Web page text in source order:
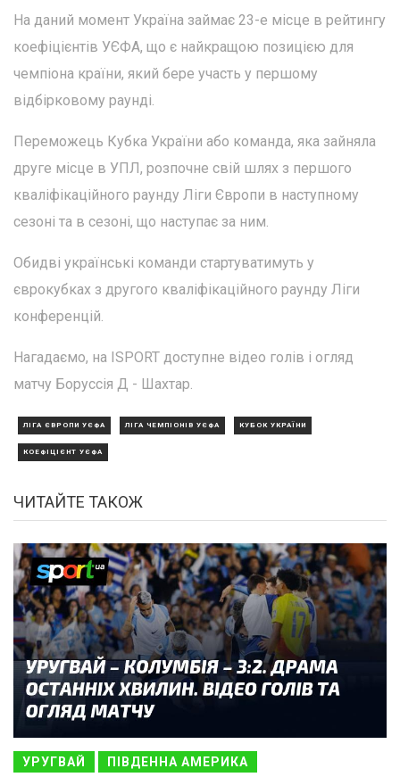
На даний момент Україна займає 23-е місце в рейтингу
коефіцієнтів УЄФА, що є найкращою позицією для
чемпіона країни, який бере участь у першому
відбірковому раунді.
Переможець Кубка України або команда, яка зайняла
друге місце в УПЛ, розпочне свій шлях з першого
кваліфікаційного раунду Ліги Європи в наступному
сезоні та в сезоні, що наступає за ним.
Обидві українські команди стартуватимуть у
єврокубках з другого кваліфікаційного раунду Ліги
конференцій.
Нагадаємо, на ISPORT доступне відео голів і огляд
матчу Боруссія Д - Шахтар.
ЛІГА ЄВРОПИ УЄФА ЛІГА ЧЕМПІОНІВ УЄФА КУБОК УКРАЇНИ
КОЕФІЦІЄНТ УЄФА
ЧИТАЙТЕ ТАКОЖ
УРУГВАЙ ПІВДЕННА АМЕРИКА